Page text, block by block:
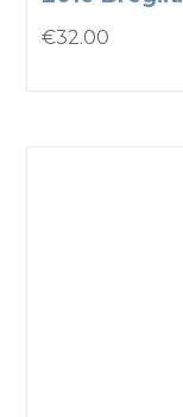
€32.00